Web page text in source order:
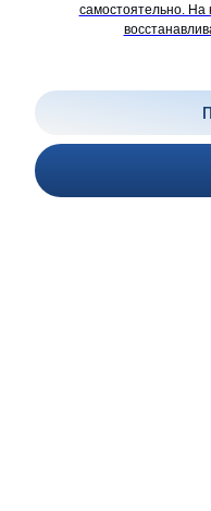
самостоятельно. На